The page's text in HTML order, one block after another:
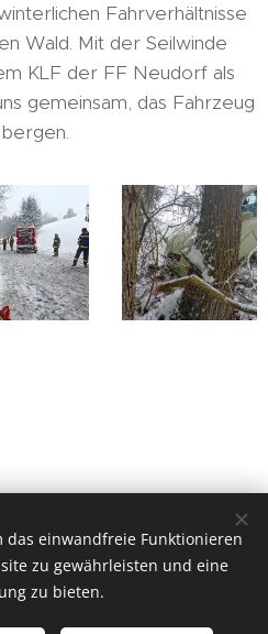
Fahrverhältnisse
Wald. Mit der Seilwinde
KLF der FF Neudorf als
gemeinsam, das Fahrzeug
Herzogsdorf, Hauptstraße 23,
ff_herzogsdorf
das einwandfreie Funktionieren
zu gewährleisten und eine
zu bieten.